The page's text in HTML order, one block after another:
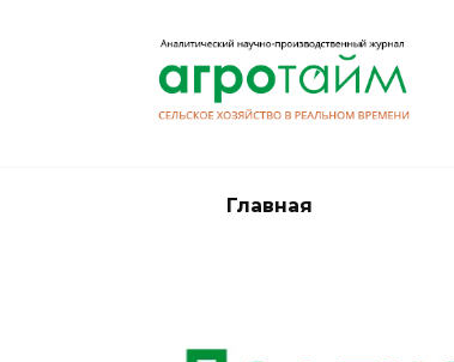
Главная